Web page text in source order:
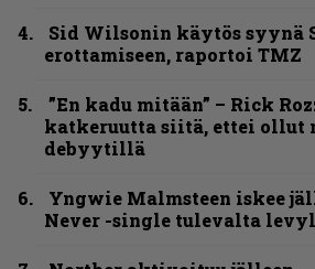
Sid Wilsonin käytös syynä
erottamiseen, raportoi TMZ
”En kadu mitään” – Rick
katkeruutta siitä, ettei ollut
debyytillä
Yngwie Malmsteen iskee
Never -single tulevalta